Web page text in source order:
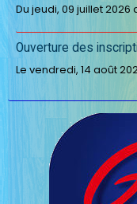
Du jeudi, 09 juillet 2026
Ouverture des
Le vendredi, 14 août